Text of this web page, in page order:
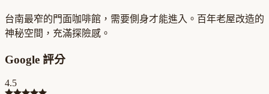
台南最窄的門面咖啡館，需要側身才能進入。百年老屋改造的
神秘空間，充滿探險感。
Google 評分
4.5